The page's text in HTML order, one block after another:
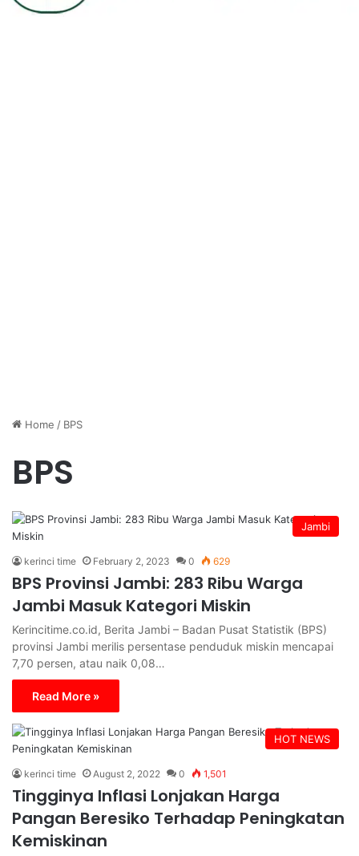
Home / BPS
BPS
Jambi
kerinci time February 2, 2023 0 629
BPS Provinsi Jambi: 283 Ribu Warga
Jambi Masuk Kategori Miskin
Kerincitime.co.id, Berita Jambi – Badan Pusat Statistik (BPS)
provinsi Jambi merilis persentase penduduk miskin mencapai
7,70 persen, atau naik 0,08…
Read More »
HOT NEWS
kerinci time August 2, 2022 0 1,501
Tingginya Inflasi Lonjakan Harga
Pangan Beresiko Terhadap Peningkatan
Kemiskinan